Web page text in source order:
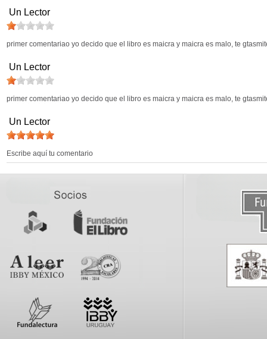
Un Lector
primer comentariao yo decido que el libro es maicra y maicra es malo, te
Un Lector
primer comentariao yo decido que el libro es maicra y maicra es malo, te
Un Lector
Escribe aquí tu comentario